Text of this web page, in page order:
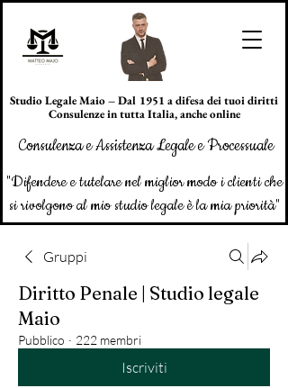
Studio Legale Maio – Dal 1951 a difesa dei tuoi diritti
Consulenze in tutta Italia, anche online
Consulenza e Assistenza Legale e Processuale
"Difendere e tutelare nel miglior modo i clienti che
si rivolgono al mio studio legale è la mia priorità"
Gruppi
Diritto Penale | Studio legale
Maio
Pubblico · 222 membri
Iscriviti